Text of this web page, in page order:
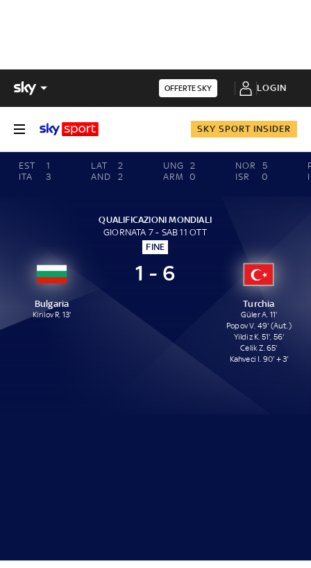
OFFERTE SKY LOGIN
SKY SPORT INSIDER
EST
1
ITA
3
LAT
2
AND
2
UNG
2
ARM
0
NOR
5
ISR
0
QUALIFICAZIONI MONDIALI
GIORNATA 7 - SAB 11 OTT
FINE
Bulgaria
Kirilov R. 13'
1 - 6
Turchia
Güler A. 11'
Popov V. 49' (Aut.)
Yildiz K. 51', 56'
Celik Z. 65'
Kahveci I. 90' + 3'